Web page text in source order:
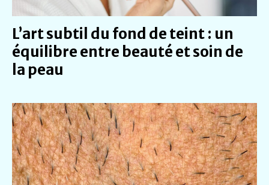
L’art subtil du fond de teint : un
équilibre entre beauté et soin de
la peau